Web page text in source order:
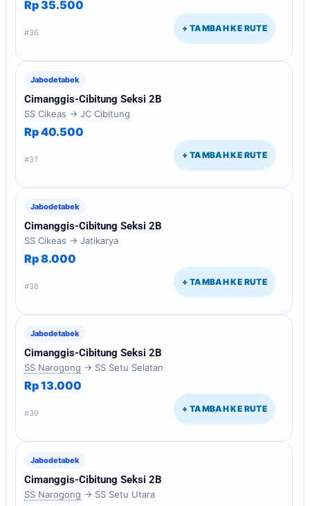
Rp 35.500
#36 + TAMBAH KE RUTE
Jabodetabek
Cimanggis-Cibitung Seksi 2B
SS Cikeas → JC Cibitung
Rp 40.500
#37 + TAMBAH KE RUTE
Jabodetabek
Cimanggis-Cibitung Seksi 2B
SS Cikeas → Jatikarya
Rp 8.000
#38 + TAMBAH KE RUTE
Jabodetabek
Cimanggis-Cibitung Seksi 2B
SS Narogong → SS Setu Selatan
Rp 13.000
#39 + TAMBAH KE RUTE
Jabodetabek
Cimanggis-Cibitung Seksi 2B
SS Narogong → SS Setu Utara